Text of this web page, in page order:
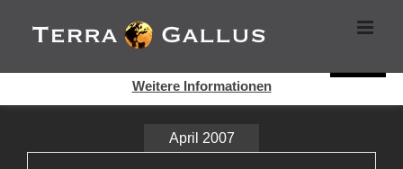
Inhalt
springen
April 2007
Cookies helfen auf auf dieser Seite bei der Bereitstellung der
Dienste. Durch die Nutzung dieser Webseite erklären Sie sich
Weitere Informationen